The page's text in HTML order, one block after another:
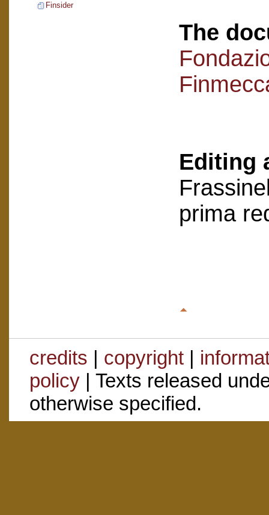
Finsider
The
Editing
prima
credits | copyright|
policy| Texts released
otherwise specified.